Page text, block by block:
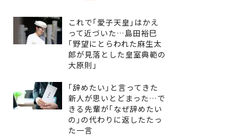
これで｢愛子天皇｣はかえ
って近づいた…島田裕巳
｢野望にとらわれた麻生太
郎が見落とした皇室典範の
大原則｣
｢辞めたい｣と言ってきた
新人が思いとどまった…で
きる先輩が｢なぜ辞めたい
の｣の代わりに返したたっ
た一言